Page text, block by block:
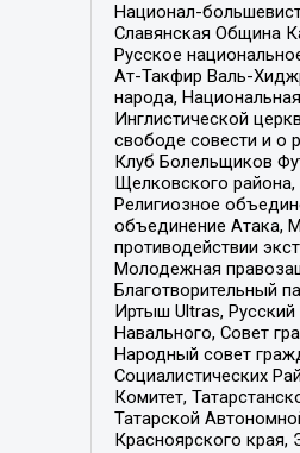
Национал-
Славянская Община
Русское
Ат-Такфир Валь-
народа,
Инглистической
свободе совести и о
Клуб Болельщиков
Щелковского района,
Религиозное
объединение Атака,
противодействии
Молодежная
Благотворительный
Иртыш Ultras,
Навального, Совет
Народный совет
Социалистических
Комитет,
Татарской
Красноярского